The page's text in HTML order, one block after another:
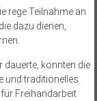
rege Teilnahme an
dazu dienen,
dauerte, konnten die
und traditionelles
Freihandarbeit